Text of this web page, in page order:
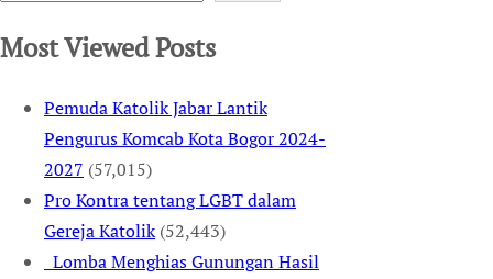
Most Viewed Posts
Pemuda Katolik Jabar Lantik
Pengurus Komcab Kota Bogor 2024-
2027 (57,015)
Pro Kontra tentang LGBT dalam
Gereja Katolik (52,443)
Lomba Menghias Gunungan Hasil